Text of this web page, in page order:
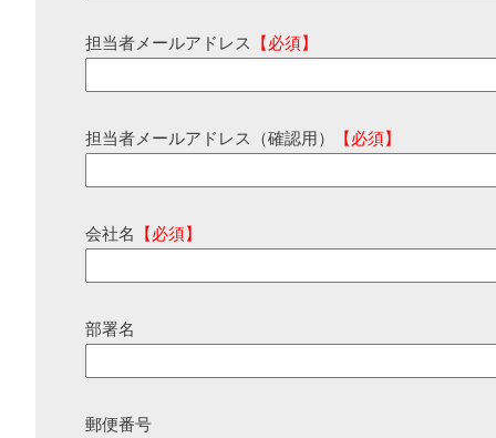
担当者メールアドレス 【必須】
担当者メールアドレス（確認用） 【必須】
会社名 【必須】
部署名
郵便番号